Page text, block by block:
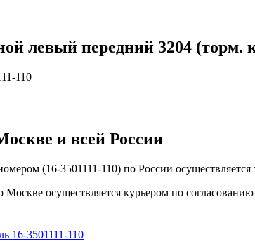
левый передний 3204 (торм.
110
и всей России
(16-3501111-110) по России
Москве осуществляется курьером по
16-3501111-110